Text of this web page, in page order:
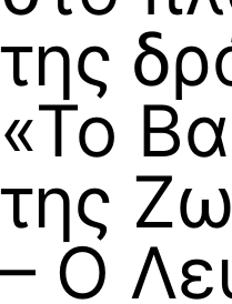
της
«Το
της
– Ο